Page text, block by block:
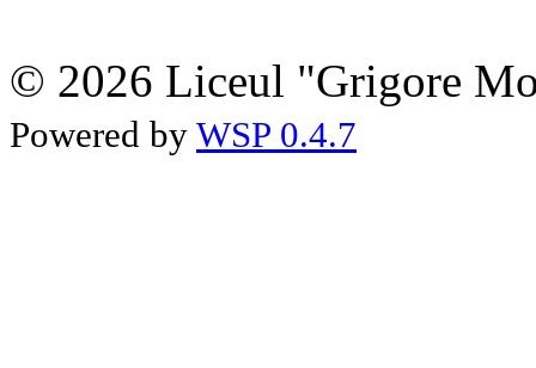
© 2026 Liceul "Grigore
Powered by WSP 0.4.7